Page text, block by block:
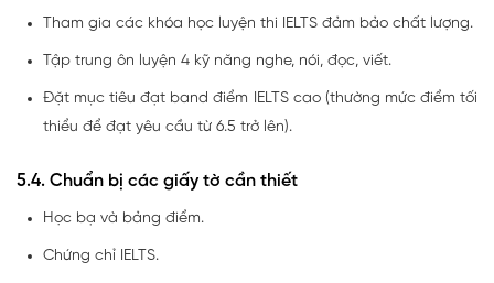
Tham gia các khóa học luyện thi IELTS đảm bảo chất lượng.
Tập trung ôn luyện 4 kỹ năng nghe, nói, đọc, viết.
Đặt mục tiêu đạt band điểm IELTS cao (thường mức điểm tối
thiểu để đạt yêu cầu từ 6.5 trở lên).
5.4. Chuẩn bị các giấy tờ cần thiết
Học bạ và bảng điểm.
Chứng chỉ IELTS.